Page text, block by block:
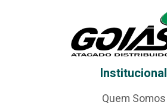
Institucional
Quem Somos